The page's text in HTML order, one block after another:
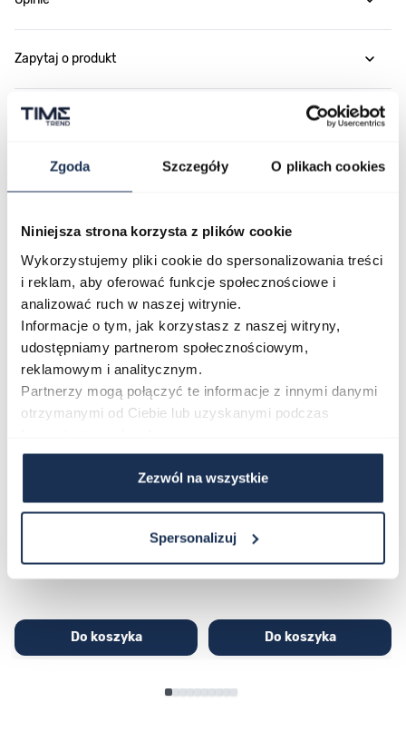
Zgoda Szczegóły O plikach cookies
Niniejsza strona korzysta z plików cookie
Wykorzystujemy pliki cookie do spersonalizowania treści
i reklam, aby oferować funkcje społecznościowe i
analizować ruch w naszej witrynie.
Informacje o tym, jak korzystasz z naszej witryny,
udostępniamy partnerom społecznościowym,
reklamowym i analitycznym.
Partnerzy mogą połączyć te informacje z innymi danymi
otrzymanymi od Ciebie lub uzyskanymi podczas
Zezwól na wszystkie
Spersonalizuj
Zapytaj o produkt
Płatność i dostawa
Najczęściej kupowane
Poruszanie się po elementach karuzeli jest możliwe za pomocą
Naciśnij, aby pominąć karuzelę
Naciśnij, aby przejść do nawigacji karuzeli
CASIO Sport AE-1200WHD-
Do koszyka
Casio Sport AQ-230GA-
9DMQYES
296,00 zł
Do koszyka